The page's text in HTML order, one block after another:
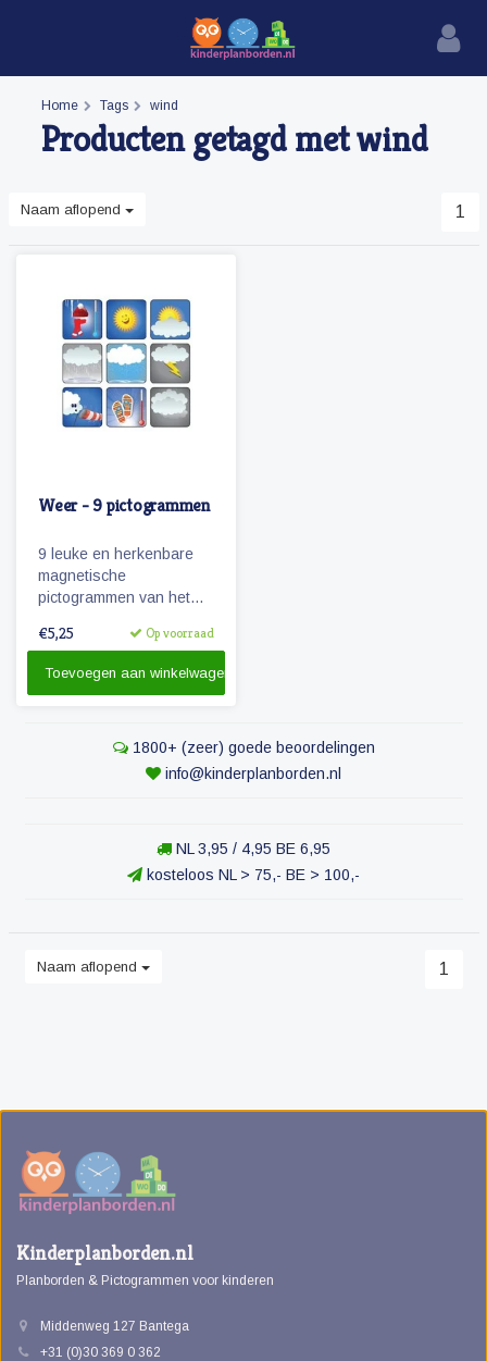
Home Tags wind
Producten getagd met wind
Naam aflopend 1
Weer - 9 pictogrammen
9 leuke en herkenbare
magnetische
pictogrammen van het
€5,25 Op voorraad
Toevoegen aan winkelwagen
1800+ (zeer) goede beoordelingen
info@kinderplanborden.nl
NL 3,95 / 4,95 BE 6,95
kosteloos NL > 75,- BE > 100,-
Naam aflopend 1
Kinderplanborden.nl
Planborden & Pictogrammen voor kinderen
Middenweg 127 Bantega
+31 (0)30 369 0 362